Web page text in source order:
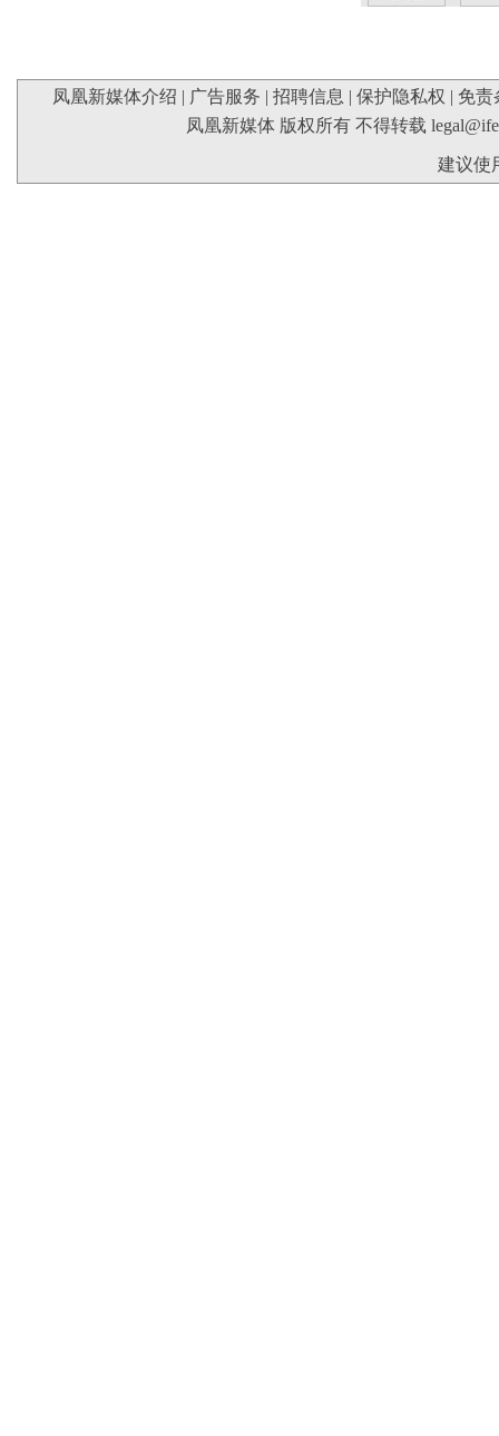
凤凰新媒体介绍 | 广告服务 | 招聘信息 | 保护隐私权 | 免责
凤凰新媒体 版权所有 不得转载
建议使